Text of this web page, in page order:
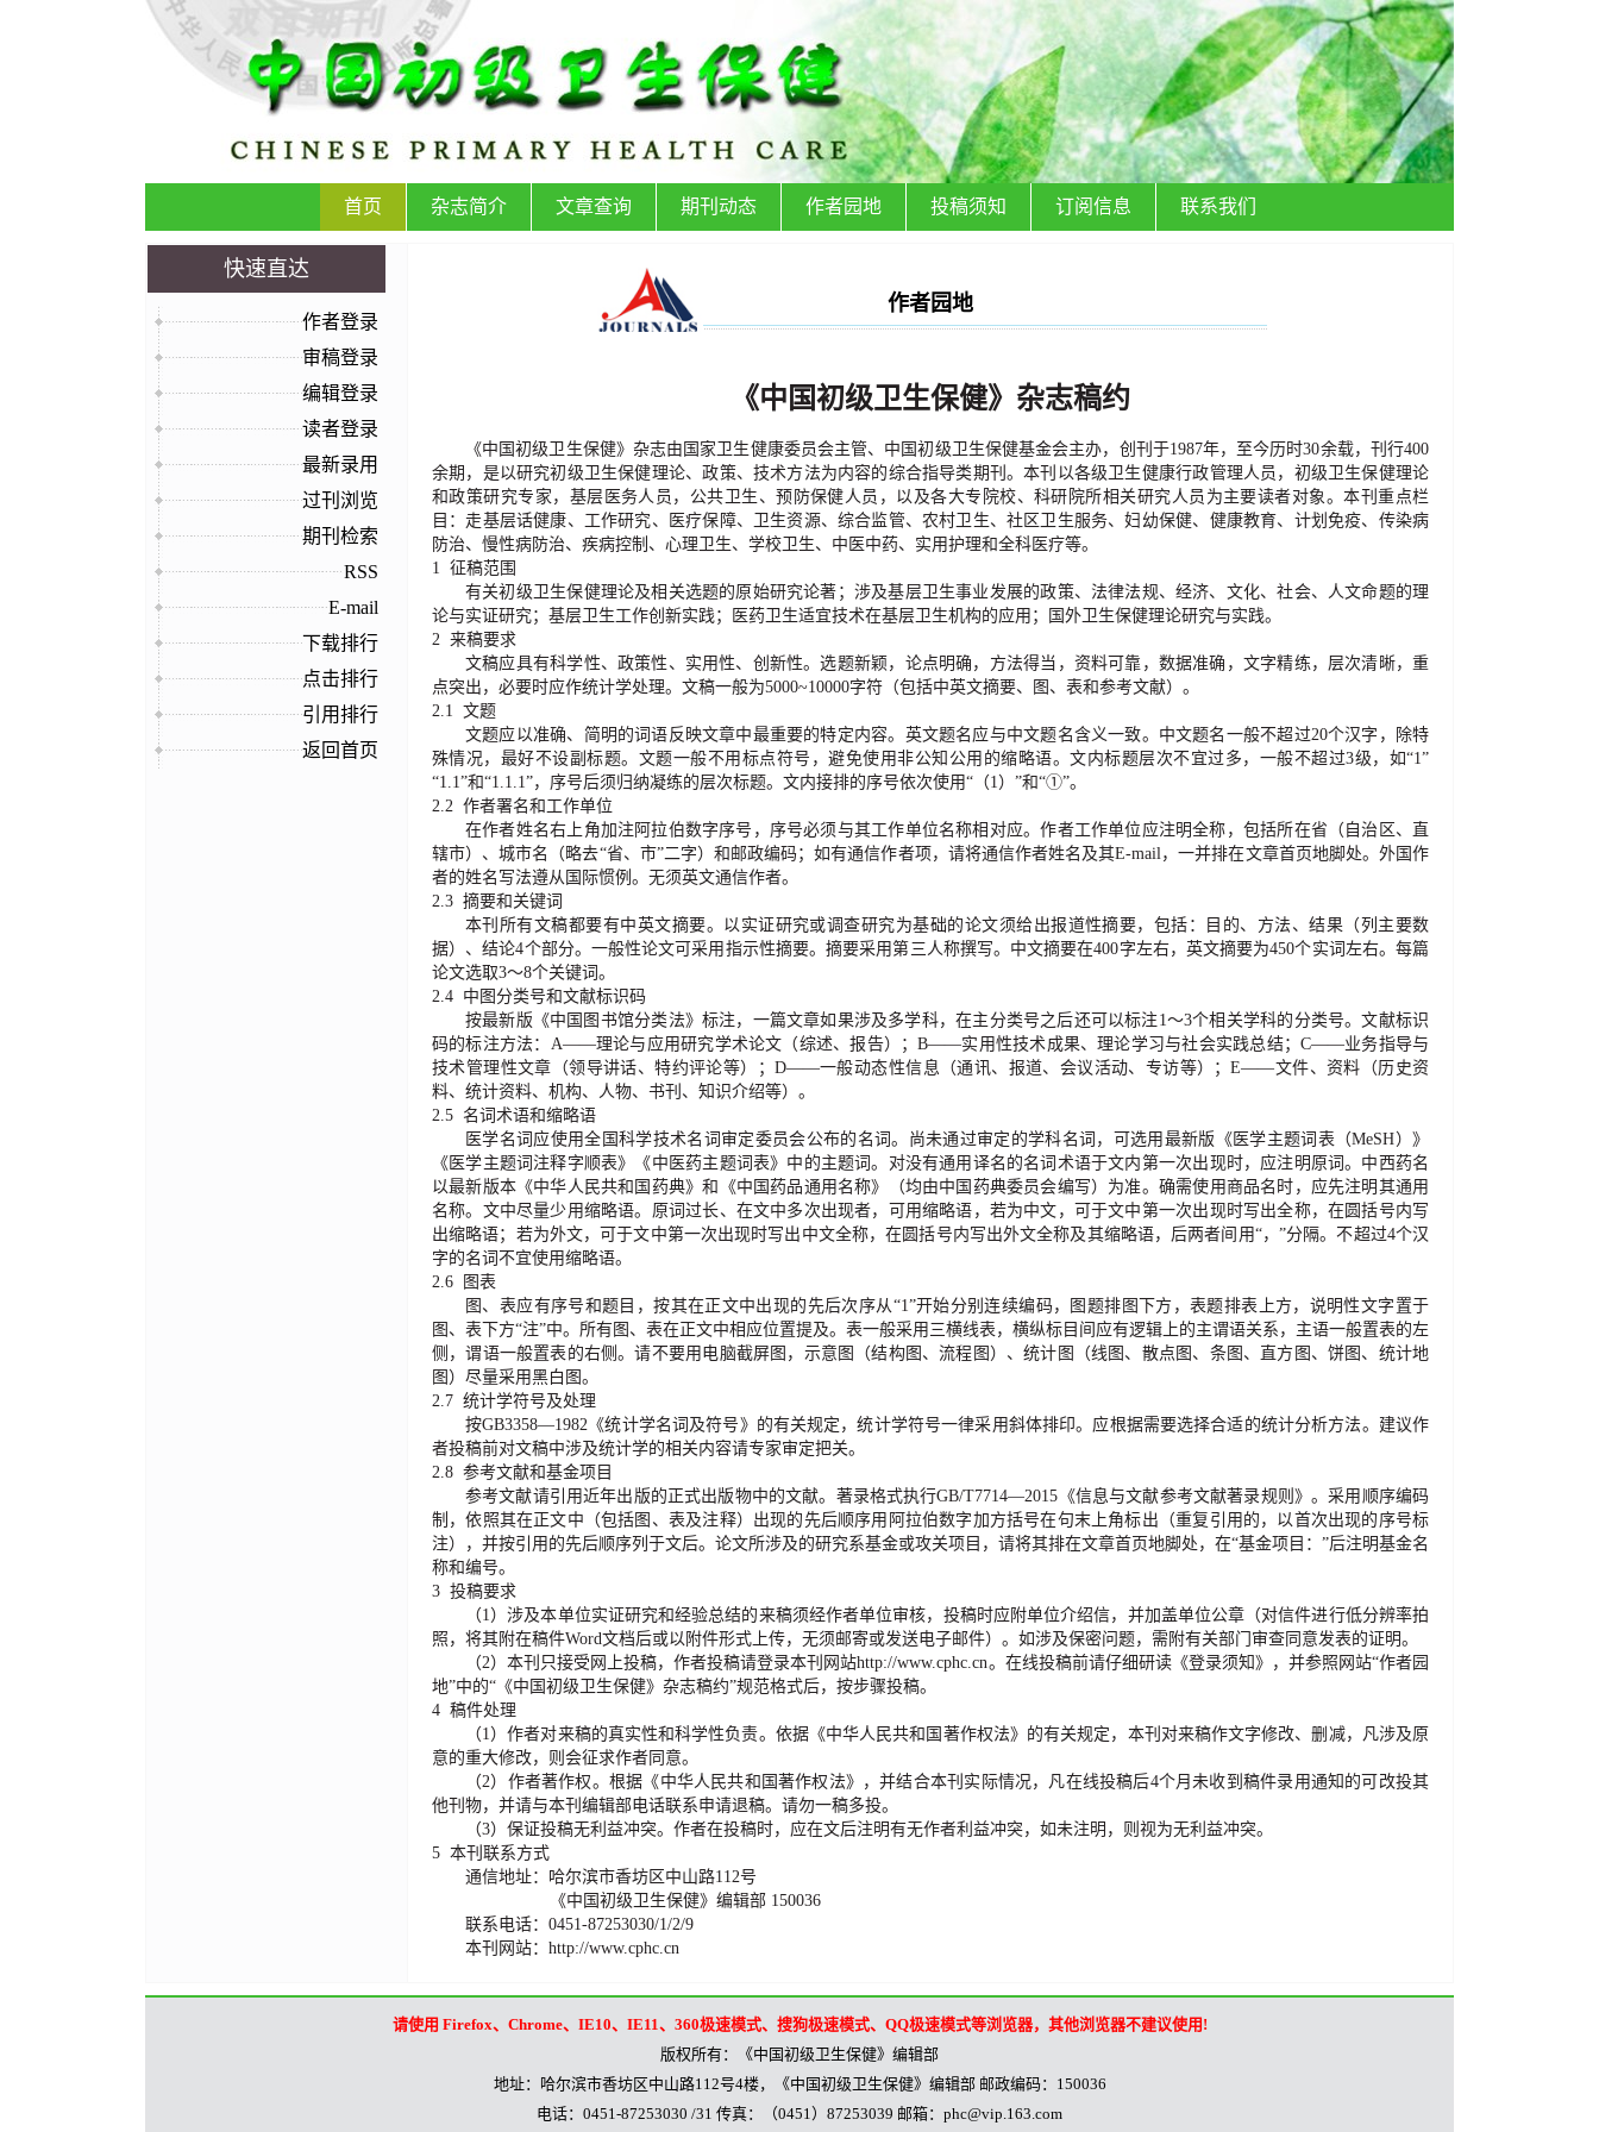
首页 杂志简介 文章查询 期刊动态 作者园地 投稿须知 订阅信息 联系我们
快速直达
作者登录
审稿登录
编辑登录
读者登录
最新录用
过刊浏览
期刊检索
RSS
E-mail
下载排行
点击排行
引用排行
返回首页
作者园地
《中国初级卫生保健》杂志稿约
《中国初级卫生保健》杂志由国家卫生健康委员会主管、中国初级卫生保健基金会主办，创刊于1987年，至今历时30余载，刊行400
余期，是以研究初级卫生保健理论、政策、技术方法为内容的综合指导类期刊。本刊以各级卫生健康行政管理人员，初级卫生保健理论
和政策研究专家，基层医务人员，公共卫生、预防保健人员，以及各大专院校、科研院所相关研究人员为主要读者对象。本刊重点栏
目：走基层话健康、工作研究、医疗保障、卫生资源、综合监管、农村卫生、社区卫生服务、妇幼保健、健康教育、计划免疫、传染病
防治、慢性病防治、疾病控制、心理卫生、学校卫生、中医中药、实用护理和全科医疗等。
1 征稿范围
有关初级卫生保健理论及相关选题的原始研究论著；涉及基层卫生事业发展的政策、法律法规、经济、文化、社会、人文命题的理
论与实证研究；基层卫生工作创新实践；医药卫生适宜技术在基层卫生机构的应用；国外卫生保健理论研究与实践。
2 来稿要求
文稿应具有科学性、政策性、实用性、创新性。选题新颖，论点明确，方法得当，资料可靠，数据准确，文字精练，层次清晰，重
点突出，必要时应作统计学处理。文稿一般为5000~10000字符（包括中英文摘要、图、表和参考文献）。
2.1 文题
文题应以准确、简明的词语反映文章中最重要的特定内容。英文题名应与中文题名含义一致。中文题名一般不超过20个汉字，除特
殊情况，最好不设副标题。文题一般不用标点符号，避免使用非公知公用的缩略语。文内标题层次不宜过多，一般不超过3级，如“1”
“1.1”和“1.1.1”，序号后须归纳凝练的层次标题。文内接排的序号依次使用“ （1） ”和“①”。
2.2 作者署名和工作单位
在作者姓名右上角加注阿拉伯数字序号，序号必须与其工作单位名称相对应。作者工作单位应注明全称，包括所在省（自治区、直
辖市）、城市名（略去“省、市”二字）和邮政编码；如有通信作者项，请将通信作者姓名及其E-mail，一并排在文章首页地脚处。外国作
者的姓名写法遵从国际惯例。无须英文通信作者。
2.3 摘要和关键词
本刊所有文稿都要有中英文摘要。以实证研究或调查研究为基础的论文须给出报道性摘要，包括：目的、方法、结果（列主要数
据）、结论4个部分。一般性论文可采用指示性摘要。摘要采用第三人称撰写。中文摘要在400字左右，英文摘要为450个实词左右。每篇
论文选取3～8个关键词。
2.4 中图分类号和文献标识码
按最新版《中国图书馆分类法》标注，一篇文章如果涉及多学科，在主分类号之后还可以标注1～3个相关学科的分类号。文献标识
码的标注方法： A——理论与应用研究学术论文（综述、报告）；B——实用性技术成果、理论学习与社会实践总结； C——业务指导与
技术管理性文章（领导讲话、特约评论等）； D——一般动态性信息（通讯、报道、会议活动、专访等）；E——文件、资料（历史资
料、统计资料、机构、人物、书刊、知识介绍等）。
2.5 名词术语和缩略语
医学名词应使用全国科学技术名词审定委员会公布的名词。尚未通过审定的学科名词，可选用最新版《医学主题词表（MeSH）》
《医学主题词注释字顺表》《中医药主题词表》中的主题词。对没有通用译名的名词术语于文内第一次出现时，应注明原词。中西药名
以最新版本《中华人民共和国药典》和《中国药品通用名称》（均由中国药典委员会编写）为准。确需使用商品名时，应先注明其通用
名称。文中尽量少用缩略语。原词过长、在文中多次出现者，可用缩略语，若为中文，可于文中第一次出现时写出全称，在圆括号内写
出缩略语；若为外文，可于文中第一次出现时写出中文全称，在圆括号内写出外文全称及其缩略语，后两者间用“， ”分隔。不超过4个汉
字的名词不宜使用缩略语。
2.6
图表
图、表应有序号和题目，按其在正文中出现的先后次序从“1”开始分别连续编码，图题排图下方，表题排表上方，说明性文字置于
图、表下方“注”中。所有图、表在正文中相应位置提及。表一般采用三横线表，横纵标目间应有逻辑上的主谓语关系，主语一般置表的左
侧，谓语一般置表的右侧。请不要用电脑截屏图，示意图（结构图、流程图）、统计图（线图、散点图、条图、直方图、饼图、统计地
图）尽量采用黑白图。
2.7 统计学符号及处理
按GB3358—1982 《统计学名词及符号》的有关规定，统计学符号一律采用斜体排印。应根据需要选择合适的统计分析方法。建议作
者投稿前对文稿中涉及统计学的相关内容请专家审定把关。
2.8 参考文献和基金项目
参考文献请引用近年出版的正式出版物中的文献。著录格式执行GB/T7714—2015 《信息与文献参考文献著录规则》。采用顺序编码
制，依照其在正文中（包括图、表及注释）出现的先后顺序用阿拉伯数字加方括号在句末上角标出（重复引用的，以首次出现的序号标
注），并按引用的先后顺序列于文后。论文所涉及的研究系基金或攻关项目，请将其排在文章首页地脚处，在“基金项目： ”后注明基金名
称和编号。
3 投稿要求
（1）涉及本单位实证研究和经验总结的来稿须经作者单位审核，投稿时应附单位介绍信，并加盖单位公章（对信件进行低分辨率拍
照，将其附在稿件Word文档后或以附件形式上传，无须邮寄或发送电子邮件）。如涉及保密问题，需附有关部门审查同意发表的证明。
（2）本刊只接受网上投稿，作者投稿请登录本刊网站http://www.cphc.cn。在线投稿前请仔细研读《登录须知》，并参照网站“作者园
地”中的“ 《中国初级卫生保健》杂志稿约”规范格式后，按步骤投稿。
4 稿件处理
（1）作者对来稿的真实性和科学性负责。依据《中华人民共和国著作权法》的有关规定，本刊对来稿作文字修改、删减，凡涉及原
意的重大修改，则会征求作者同意。
（2） 作者著作权。根据《中华人民共和国著作权法》，并结合本刊实际情况，凡在线投稿后4个月未收到稿件录用通知的可改投其
他刊物，并请与本刊编辑部电话联系申请退稿。请勿一稿多投。
（3） 保证投稿无利益冲突。作者在投稿时，应在文后注明有无作者利益冲突，如未注明，则视为无利益冲突。
5 本刊联系方式
通信地址：哈尔滨市香坊区中山路112号
《中国初级卫生保健》编辑部 150036
联系电话： 0451-87253030/1/2/9
本刊网站： http://www.cphc.cn
请使用 Firefox、Chrome、IE10、IE11、360极速模式、搜狗极速模式、QQ极速模式等浏览器，其他浏览器不建议使用!
版权所有：《中国初级卫生保健》编辑部
地址：哈尔滨市香坊区中山路112号4楼，《中国初级卫生保健》编辑部 邮政编码：150036
电话：0451-87253030 /31 传真：（0451）87253039 邮箱：phc@vip.163.com